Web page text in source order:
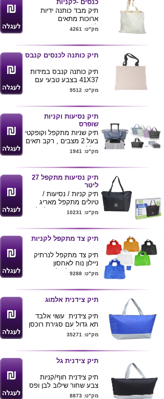
מגיע במבחר צבעים
כנסים -לקניות
תיק מבד כותנה ידיות
ארוכות מתאים
לכנסים,תערוכות,קניות או
שטח הדפסה גדול עד A4
מידת התיק:41x37 ס"מ
יש 110 גרב130 גר
וב240 גר
מק"ט: 4261
תיק כותנה לכנסים קנבס
תיק כותנה קנבס במידות
41X37 בצבע טבעי עם
ידיות שחורות .
לשימוש חוזר .
ניתן להדפיס לוגו ע"ג
המוצר .
מק"ט: 9512
תיק נסיעות וקניות
שופרס
תיק שניות מתקפל וקופקטי
בעל 2 מצבים , רקב תאים
כולל תא תחתון מורחב
מים ואבק , קל משקל ונוח
לאחסון
מתלבש ע"ג ידית המזוודה
.
מידות : מקופל :
27X16.5X6 ס"מ
מגיע בצבעים לפי תמונה ,
ניתן להדפיס לוגו ע"ג
מק"ט: 1941
תיק נסיעות מתקפל 27
ליטר
תיק קניות / נסיעות /
טיולים מתקפל מאריג
איכותי עם אופציה לתלייה
זוג ידיות נשיאה נוחות
ועמידות במיוחד + רצועת
כתף נשלפת
פיתרון מושלם לנסיעות
חו"ל וטיולים .
נפח 27 ליטר
ניתן להדפיס לוגו ע"ג התיק
.
מק"ט: 10231
תיק צד מתקפל לקניות
תיק צד מתקפל לנרתיק
ניילון נוח לאחסון
פיתרון מעולה לקניות
מידות פתוח : 52X42 ס"מ
מגיע בצבעים לפי תמונה
יש אפשרות להדפיס לוגו
ע"ג המוצר
מק"ט: 9288
תיק צידנית אלמוג
תיק צידנית עשוי אלבד
תא גדול עם סגירת רוכסן
מתאים לים
אורך ידית 51 ס"מ
מגיע בצבעים
כחול.אדום.שחור וכתום
ניתן למתג לוגו של הלקוח
מק"ט: 35271
תיק צידנית גל
תיק צידנית חוף/קניות
צבע שחור שילוב לבן ופס
זהב
מק"ט: 8873